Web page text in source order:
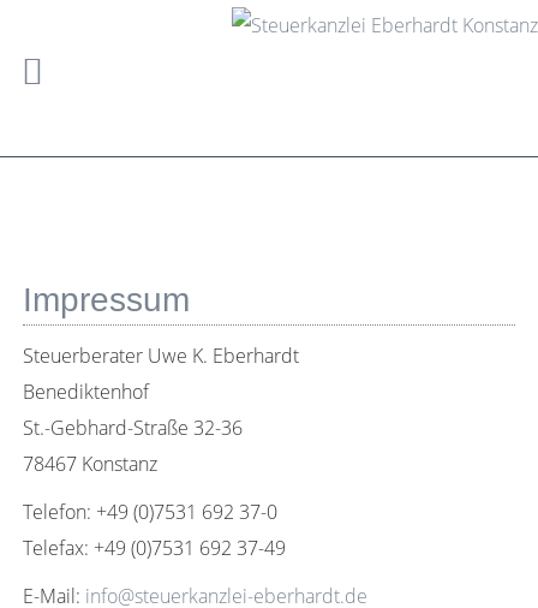
Impressum
Steuerberater Uwe K. Eberhardt
Benediktenhof
St.-Gebhard-Straße 32-36
78467 Konstanz
Telefon: +49 (0)7531 692 37-0
Telefax: +49 (0)7531 692 37-49
E-Mail: info@steuerkanzlei-eberhardt.de